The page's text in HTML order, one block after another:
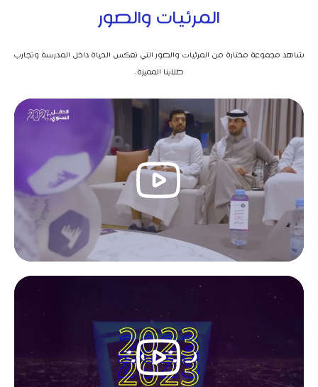
المرئيات والصور
شاهد مجموعة مختارة من المرئيات والصور التي تعكس الحياة داخل المدرسة وتجارب
طلابنا المميزة.